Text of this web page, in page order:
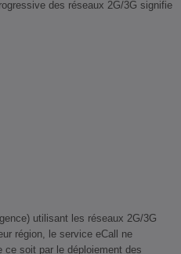
des réseaux 2G/3G signifie
utilisant les réseaux 2G/3G
région, le service eCall ne
ce soit par le déploiement des